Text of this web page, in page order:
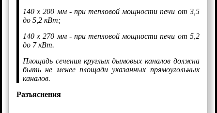
140 х 200 мм - при тепловой мощности печи от 3,5
до 5,2 кВт;
140 х 270 мм - при тепловой мощности печи от 5,2
до 7 кВт.
Площадь сечения круглых дымовых каналов должна
быть не менее площади указанных прямоугольных
каналов.
Разъяснения